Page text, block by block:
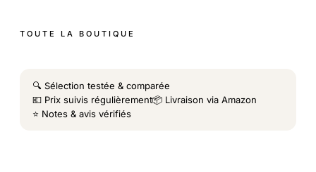
TOUTE LA BOUTIQUE
🔍 Sélection testée & comparée
💶 Prix suivis régulièrement📦 Livraison via Amazon
⭐ Notes & avis vérifiés